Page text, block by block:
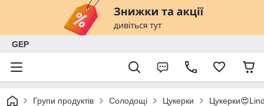
GEP
Групи продуктів Солодощі Цукерки